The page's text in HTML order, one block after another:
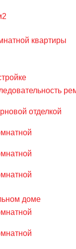
квартиры
отделкой
доме